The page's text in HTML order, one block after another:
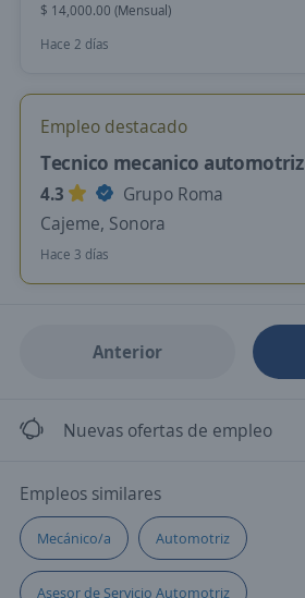
$ 14,000.00 (Mensual)
Hace 2 días
Empleo destacado
Tecnico mecanico automotriz
4.3
Grupo Roma
Cajeme, Sonora
Hace 3 días
Anterior
Nuevas ofertas de empleo
Empleos similares
Mecánico/a Automotriz
Asesor de Servicio Automotriz